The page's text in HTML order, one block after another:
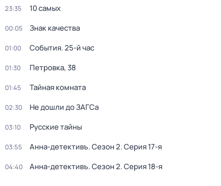
23:35 10 самых
00:05 Знак качества
01:00 События. 25-й час
01:30 Петровка, 38
01:45 Тайная комната
02:30 Не дошли до ЗАГСа
03:10 Русские тайны
03:55 Анна-детективъ. Сезон 2. Серия 17-я
04:40 Анна-детективъ. Сезон 2. Серия 18-я